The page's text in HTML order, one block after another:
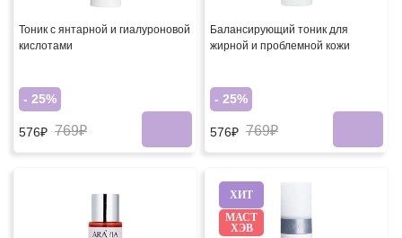
Тоник с янтарной и гиалуроновой
кислотами
- 25%
576₽ 769₽
Балансирующий тоник для
жирной и проблемной кожи
- 25%
576₽ 769₽
ХИТ
МАСТ
ХЭВ